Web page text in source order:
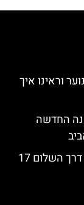
וראינו איך
החדשה
מתחם תעש ת"א – שכונה חדשה ברחוב דרך השלום 17